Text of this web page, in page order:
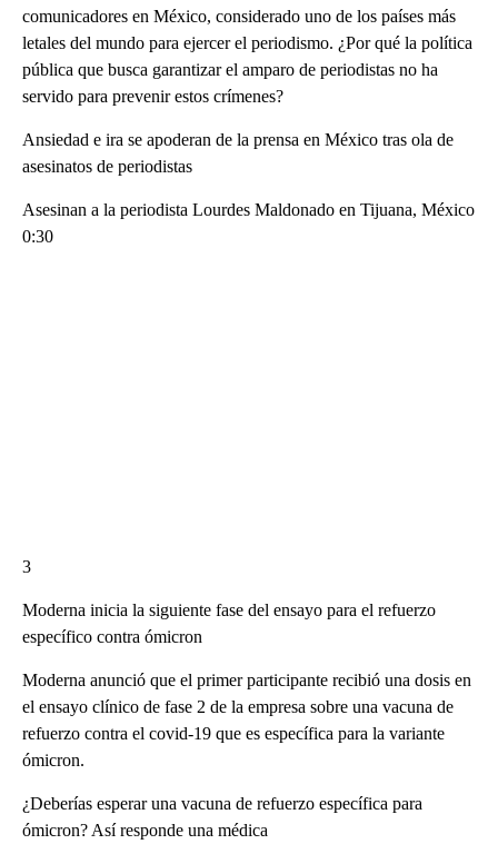
comunicadores en México, considerado uno de los países más
letales del mundo para ejercer el periodismo. ¿Por qué la política
pública que busca garantizar el amparo de periodistas no ha
servido para prevenir estos crímenes?
Ansiedad e ira se apoderan de la prensa en México tras ola de
asesinatos de periodistas
Asesinan a la periodista Lourdes Maldonado en Tijuana, México
0:30
3
Moderna inicia la siguiente fase del ensayo para el refuerzo
específico contra ómicron
Moderna anunció que el primer participante recibió una dosis en
el ensayo clínico de fase 2 de la empresa sobre una vacuna de
refuerzo contra el covid-19 que es específica para la variante
ómicron.
¿Deberías esperar una vacuna de refuerzo específica para
ómicron? Así responde una médica